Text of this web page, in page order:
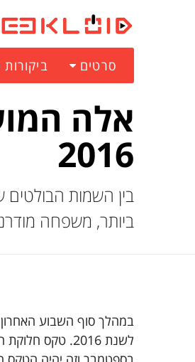
סרטים
אלה
2016
בין השמות
ביותר, משפחה
במהלך סוף השבוע